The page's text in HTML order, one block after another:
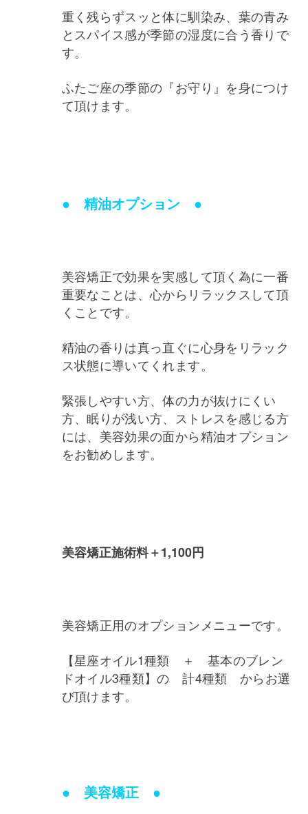
重く残らずスッと体に馴染み、葉の青み
とスパイス感が季節の湿度に合う香りで
す。
ふたご座の季節の『お守り』を身につけ
て頂けます。
● 精油オプション ●
美容矯正で効果を実感して頂く為に一番
重要なことは、心からリラックスして頂
くことです。
精油の香りは真っ直ぐに心身をリラック
ス状態に導いてくれます。
緊張しやすい方、体の力が抜けにくい
方、眠りが浅い方、ストレスを感じる方
には、美容効果の面から精油オプション
をお勧めします。
美容矯正施術料＋1,100円
美容矯正用のオプションメニューです。
【星座オイル1種類 ＋ 基本のブレン
ドオイル3種類】の 計4種類 からお選
び頂けます。
● 美容矯正 ●